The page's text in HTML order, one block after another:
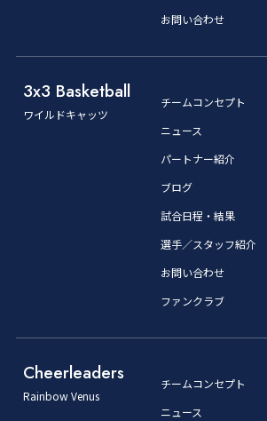
お問い合わせ
3x3 Basketball
ワイルドキャッツ
チームコンセプト
ニュース
パートナー紹介
ブログ
試合日程・結果
選手／スタッフ紹介
お問い合わせ
ファンクラブ
Cheerleaders
Rainbow Venus
チームコンセプト
ニュース